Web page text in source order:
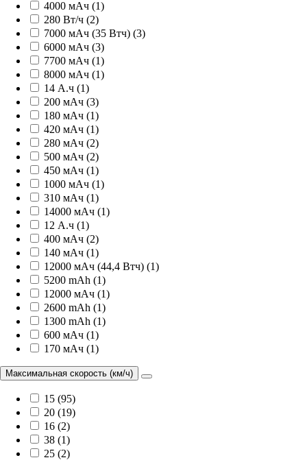
4000 мАч (1)
280 Вт/ч (2)
7000 мАч (35 Втч) (3)
6000 мАч (3)
7700 мАч (1)
8000 мАч (1)
14 А.ч (1)
200 мАч (3)
180 мАч (1)
420 мАч (1)
280 мАч (2)
500 мАч (2)
450 мАч (1)
1000 мАч (1)
310 мАч (1)
14000 мАч (1)
12 А.ч (1)
400 мАч (2)
140 мАч (1)
12000 мАч (44,4 Втч) (1)
5200 mAh (1)
12000 мАч (1)
2600 mAh (1)
1300 mAh (1)
600 мАч (1)
170 мАч (1)
Максимальная скорость (км/ч)
15 (95)
20 (19)
16 (2)
38 (1)
25 (2)